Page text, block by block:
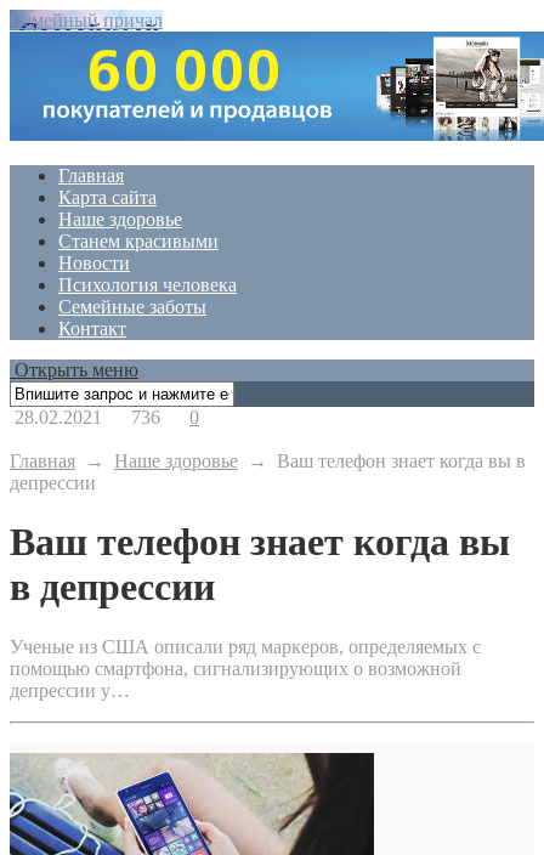
Семейный причал
Главная
Карта сайта
Наше здоровье
Станем красивыми
Новости
Психология человека
Семейные заботы
Контакт
Открыть меню
28.02.2021 736 0
Главная → Наше здоровье → Ваш телефон знает когда вы в
депрессии
Ваш телефон знает когда вы
в депрессии
Ученые из США описали ряд маркеров, определяемых с
помощью смартфона, сигнализирующих о возможной
депрессии у…